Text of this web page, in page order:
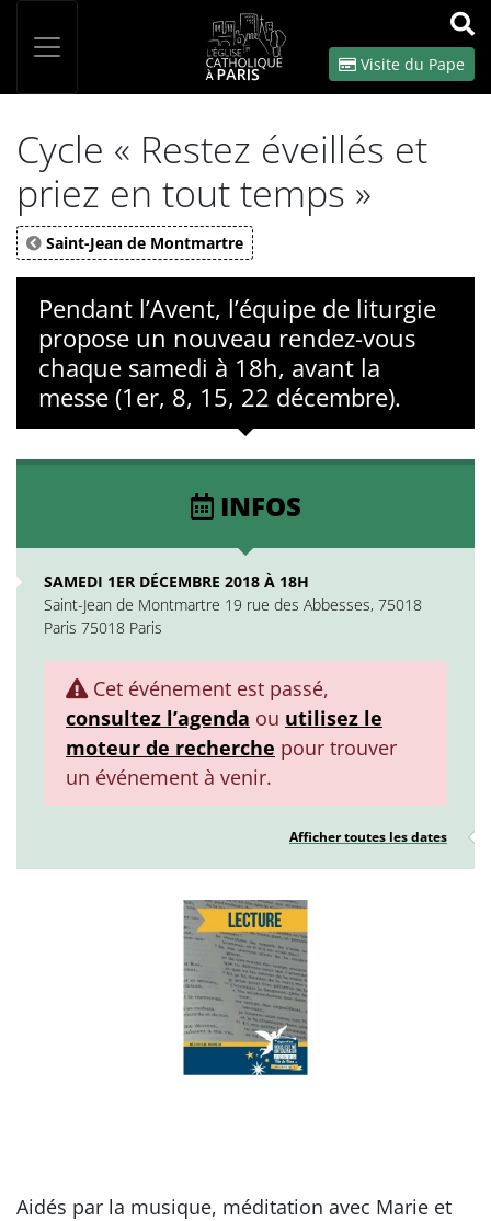
OK
Visite du Pape
Cycle « Restez éveillés et
priez en tout temps »
Saint-Jean de Montmartre
Pendant l’Avent, l’équipe de liturgie
propose un nouveau rendez-vous
chaque samedi à 18h, avant la
messe (1er, 8, 15, 22 décembre).
INFOS
SAMEDI 1ER DÉCEMBRE 2018 À 18H
Saint-Jean de Montmartre 19 rue des Abbesses, 75018
Paris 75018 Paris
Cet événement est passé,
consultez l’agenda ou utilisez le
moteur de recherche pour trouver
un événement à venir.
Afficher toutes les dates
Aidés par la musique, méditation avec Marie et
Panneau de gestion des cookies